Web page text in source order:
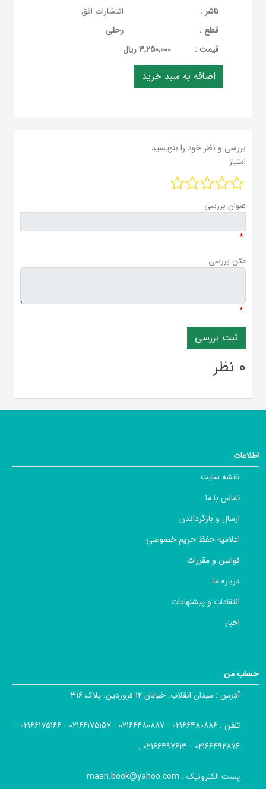
ناشر :
انتشارات افق
قطع :
رحلی
قيمت :
3,250,000 ریال
بررسی و نظر خود را بنویسید
امتیاز
عنوان بررسی
*
متن بررسی
*
0 نظر
اطلاعات
نقشه سایت
تماس با ما
ارسال و بازگرداندن
اعلامیه حفظ حریم خصوصی
قوانین و مقررات
درباره ما
انتقادات و پیشنهادات
اخبار
حساب من
آدرس : میدان انقلاب. خیابان ۱۲ فروردین. پلاک ۳۱۶
تلفن :
۰۲۱۶۶۴۸۰۸۸۶ - ۰۲۱۶۶۴۸۰۸۸۷ - ۰۲۱۶۶۱۷۵۱۵۷ - ۰۲۱۶۶۱۷۵۱۶۶ -
۰۲۱۶۶۴۹۲۸۷۶ - ۰۲۱۶۶۴۹۷۶۱۳ ,
پست الکترونیک : maan.book@yahoo.com